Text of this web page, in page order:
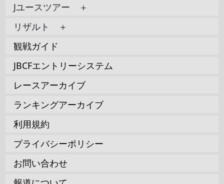
Jユースツアー ＋
リザルト ＋
観戦ガイド
JBCFエントリーシステム
レースアーカイブ
ランキングアーカイブ
利用規約
プライバシーポリシー
お問い合わせ